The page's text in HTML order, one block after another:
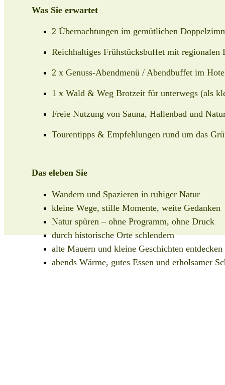
Was Sie erwartet
2 Übernachtungen im gemütlichen
Reichhaltiges Frühstücksbuffet mit regionalen
2 x Genuss-Abendmenü / Abendbuffet im
1 x Wald & Weg Brotzeit für unterwegs (als
Freie Nutzung von Sauna, Hallenbad und
Tourentipps & Empfehlungen rund um das
Das eleben Sie
Wandern und Spazieren in ruhiger Natur
kleine Wege, stille Momente, weite Gedanken
Natur spüren – ohne Programm, ohne Druck
durch historische Orte schlendern
alte Mauern und kleine Geschichten entdecken
abends Wärme, gutes Essen und erholsamer